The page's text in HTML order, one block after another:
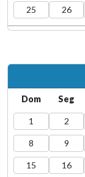
25 26
Dom Seg
1 2
8 9
15 16